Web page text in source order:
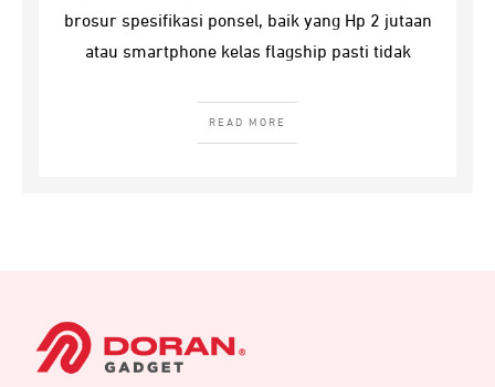
brosur spesifikasi ponsel, baik yang Hp 2 jutaan
atau smartphone kelas flagship pasti tidak
READ MORE